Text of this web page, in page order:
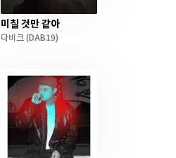
미칠 것만 같아
다비크 (DAB19)